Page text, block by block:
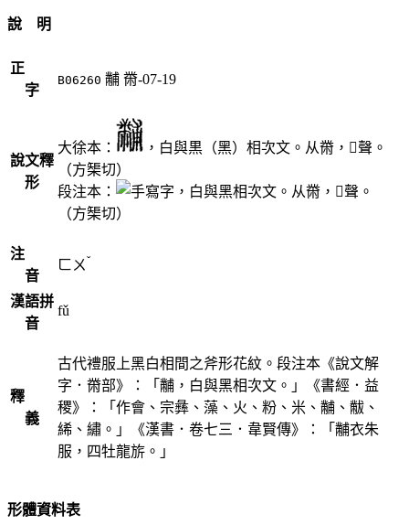
說 明
正
字
B06260 黼 黹-07-19
說文釋
形
大徐本：
，白與黒（黑）相次文。从黹，󳯛聲。
（方榘切）
段注本：
，白與黑相次文。从黹，󳯚聲。
（方榘切）
注
音
ㄈㄨ ˇ
漢語拼
音
fǔ
釋
義
古代禮服上黑白相間之斧形花紋。段注本《說文解
字．黹部》：「黼，白與黑相次文。」《書經．益
稷》：「作會、宗彝、藻、火、粉、米、黼、黻、
絺、繡。」《漢書．卷七三．韋賢傳》：「黼衣朱
服，四牡龍旂。」
形體資料表